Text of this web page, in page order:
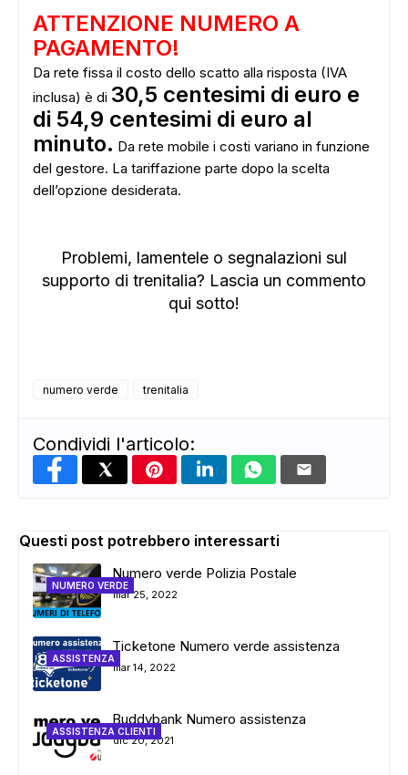
ADS
ATTENZIONE NUMERO A
PAGAMENTO!
Da rete fissa il costo dello scatto alla risposta (IVA
inclusa) è di 30,5 centesimi di euro e
di 54,9 centesimi di euro al
minuto. Da rete mobile i costi variano in funzione
del gestore. La tariffazione parte dopo la scelta
dell’opzione desiderata.
Problemi, lamentele o segnalazioni sul
supporto di trenitalia? Lascia un commento
qui sotto!
numero verde trenitalia
Condividi l'articolo:
Questi post potrebbero interessarti
NUMERO VERDE
Numero verde Polizia Postale
mar 25, 2022
ASSISTENZA
Ticketone Numero verde assistenza
mar 14, 2022
ASSISTENZA CLIENTI
Buddybank Numero assistenza
dic 20, 2021